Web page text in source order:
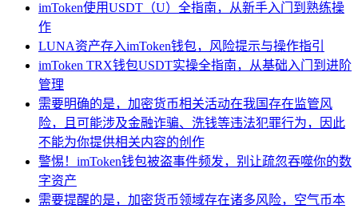
imToken使用USDT（U）全指南，从新手入门到熟练操
作
LUNA资产存入imToken钱包，风险提示与操作指引
imToken TRX钱包USDT实操全指南，从基础入门到进阶
管理
需要明确的是，加密货币相关活动在我国存在监管风
险，且可能涉及金融诈骗、洗钱等违法犯罪行为，因此
不能为你提供相关内容的创作
警惕！imToken钱包被盗事件频发，别让疏忽吞噬你的数
字资产
需要提醒的是，加密货币领域存在诸多风险，空气币本